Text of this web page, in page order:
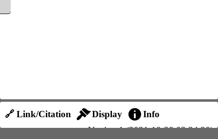
🔗 Link/Citation Display
Info
Version 1 (2021-10-28 03:34:20)